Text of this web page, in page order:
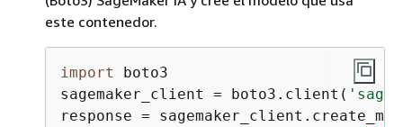
este contenedor.
import
boto3
sagemaker_client = boto3.client(
response =